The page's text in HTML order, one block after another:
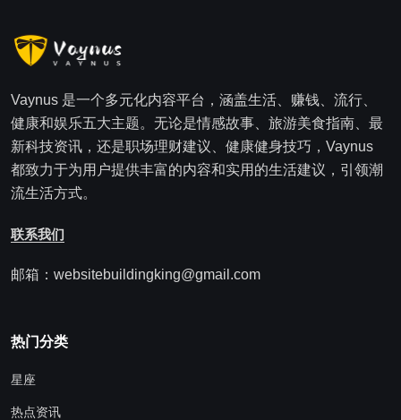
Vaynus 是一个多元化内容平台，涵盖生活、赚钱、流行、
健康和娱乐五大主题。无论是情感故事、旅游美食指南、最
新科技资讯，还是职场理财建议、健康健身技巧，Vaynus
都致力于为用户提供丰富的内容和实用的生活建议，引领潮
流生活方式。
联系我们
邮箱：websitebuildingking@gmail.com
热门分类
星座
热点资讯